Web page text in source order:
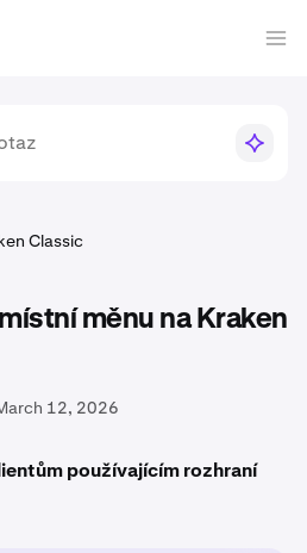
Classic
měnu na Kraken
12, 2026
používajícím rozhraní